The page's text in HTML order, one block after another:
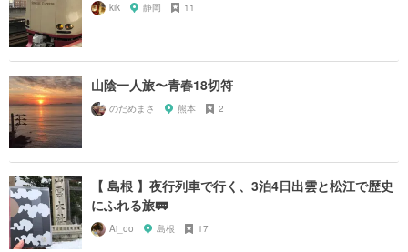
kik 静岡 11
山陰一人旅〜青春18切符
のだめまさ 熊本 2
【 島根 】夜行列車で行く、3泊4日出雲と松江で歴史
にふれる旅🚃
Ai_oo 島根 17